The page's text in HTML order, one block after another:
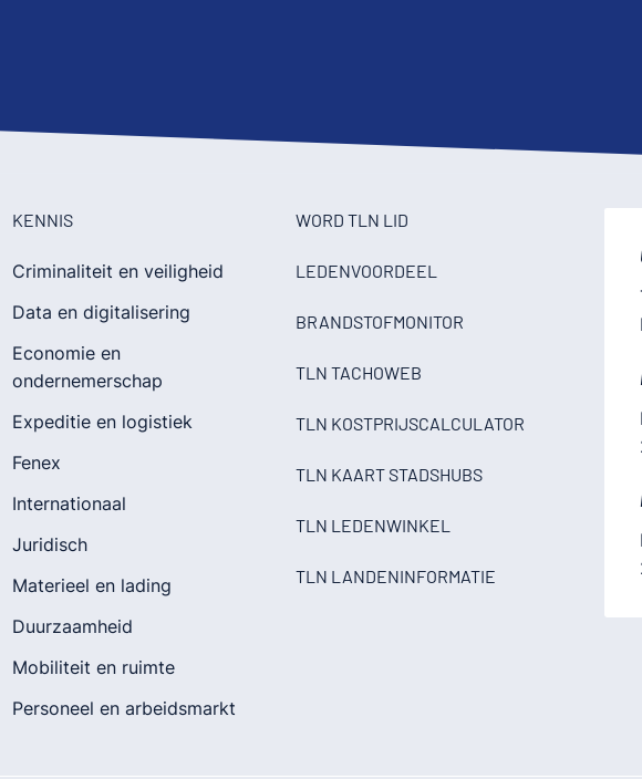
KENNIS
Criminaliteit en veiligheid
Data en digitalisering
Economie en
ondernemerschap
Expeditie en logistiek
Fenex
Internationaal
Juridisch
Materieel en lading
Duurzaamheid
Mobiliteit en ruimte
Personeel en arbeidsmarkt
WORD TLN LID
LEDENVOORDEEL
BRANDSTOFMONITOR
TLN TACHOWEB
TLN KOSTPRIJSCALCULATOR
TLN KAART STADSHUBS
TLN LEDENWINKEL
TLN LANDENINFORMATIE